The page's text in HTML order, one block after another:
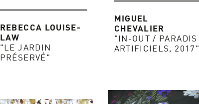
REBECCA LOUISE-
LAW
"LE JARDIN
PRÉSERVÉ"
MIGUEL
CHEVALIER
"IN-OUT / PARADIS
ARTIFICIELS, 2017"